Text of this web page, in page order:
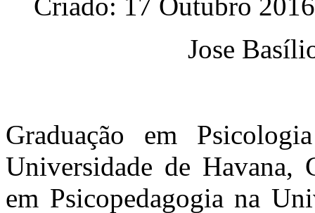
Criado: 17 Outubro 2016
Jose
Graduação em
Universidade de Havana,
em Psicopedagogia na